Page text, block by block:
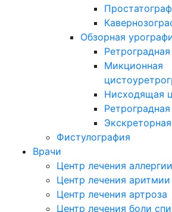
Обзорная
Микционная
Нисходящая
Фистулография
Врачи
Центр лечения аллергии
Центр лечения аритмии
Центр лечения артроза
Центр лечения боли